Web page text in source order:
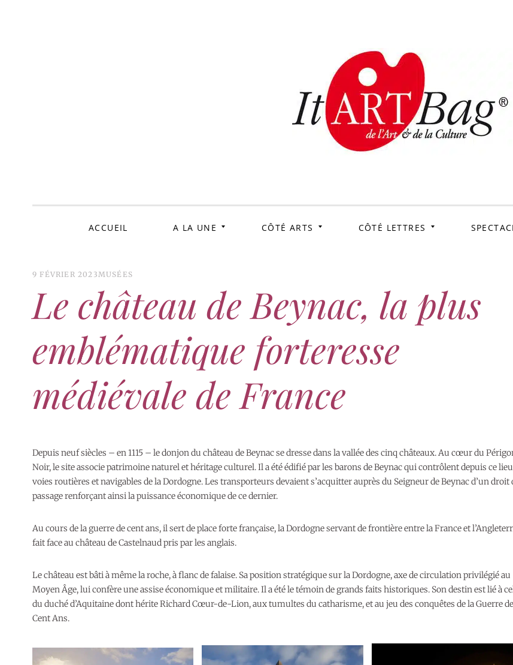
ACCUEIL A LA UNE CÔTÉ ARTS CÔTÉ LETTRES
9 FÉVRIER 2023 MUSÉES
Le château de Beynac, la plus
emblématique forteresse
médiévale de France
Depuis neuf siècles – en 1115 – le donjon du château de Beynac se dresse dans la vallée des cinq châteaux. Au cœur du
Noir, le site associe patrimoine naturel et héritage culturel. Il a été édifié par les barons de Beynac qui contrôlent depuis ce
voies routières et navigables de la Dordogne. Les transporteurs devaient s’acquitter auprès du Seigneur de Beynac d’un droit
passage renforçant ainsi la puissance économique de ce dernier.
Au cours de la guerre de cent ans, il sert de place forte française, la Dordogne servant de frontière entre la France et
fait face au château de Castelnaud pris par les anglais.
Le château est bâti à même la roche, à flanc de falaise. Sa position stratégique sur la Dordogne, axe de circulation privilégié au
Moyen Âge, lui confère une assise économique et militaire. Il a été le témoin de grands faits historiques. Son destin est lié à
du duché d’Aquitaine dont hérite Richard Cœur-de-Lion, aux tumultes du catharisme, et au jeu des conquêtes de la Guerre de
Cent Ans.